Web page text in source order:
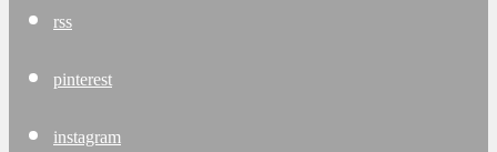
rss
pinterest
instagram